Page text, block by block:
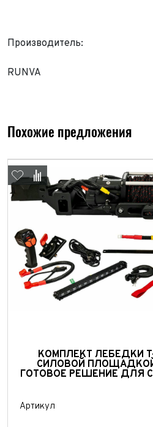
Производитель:
RUNVA
Похожие предложения
КОМПЛЕКТ ЛЕБЕДКИ T-
СИЛОВОЙ ПЛОЩАДКОЙ
ГОТОВОЕ РЕШЕНИЕ ДЛЯ
Артикул
Обратная
Выкуп
ФИО*
Телефон*
Заявка на
ФИО*